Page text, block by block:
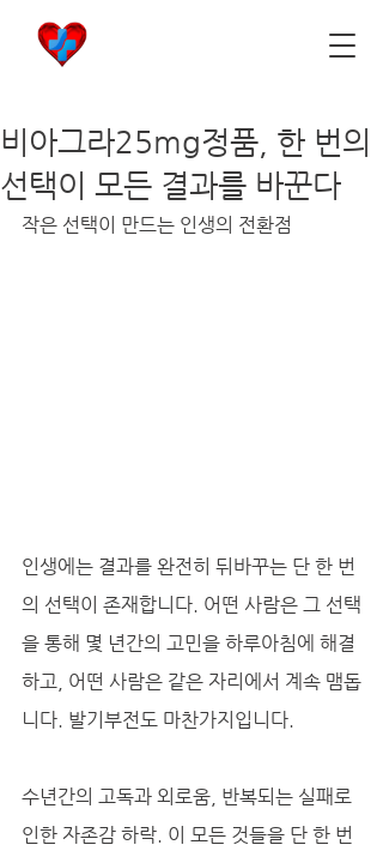
비아그라25mg정품, 한 번의
선택이 모든 결과를 바꾼다
작은 선택이 만드는 인생의 전환점
인생에는 결과를 완전히 뒤바꾸는 단 한 번
의 선택이 존재합니다. 어떤 사람은 그 선택
을 통해 몇 년간의 고민을 하루아침에 해결
하고, 어떤 사람은 같은 자리에서 계속 맴돕
니다. 발기부전도 마찬가지입니다.
수년간의 고독과 외로움, 반복되는 실패로
인한 자존감 하락. 이 모든 것들을 단 한 번